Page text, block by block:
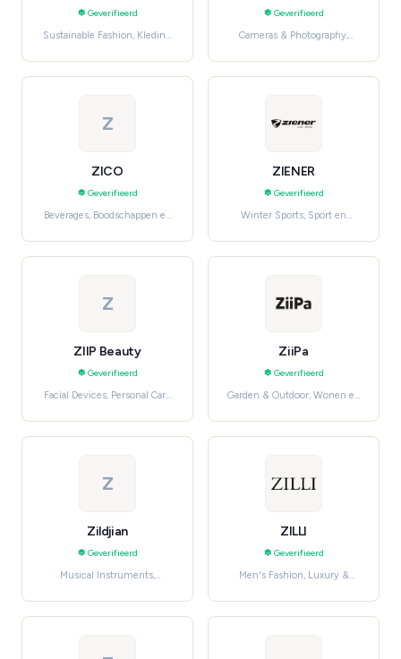
Geverifieerd
Sustainable Fashion, Kleding,
Geverifieerd
Cameras & Photography,
Z
ZICO
Geverifieerd
Beverages, Boodschappen en
ZIENER
Geverifieerd
Winter Sports, Sport en
Z
ZIIP Beauty
Geverifieerd
Facial Devices, Personal Care
ZiiPa
Geverifieerd
Garden & Outdoor, Wonen en
Z
Zildjian
Geverifieerd
Musical Instruments,
knutselen
ZILLI
Geverifieerd
Men's Fashion, Luxury &